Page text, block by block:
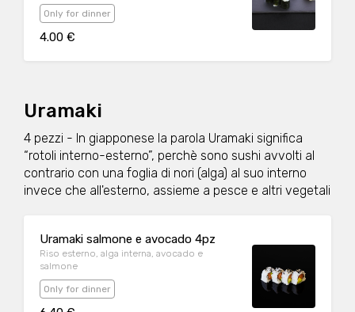
Only for dinner
4.00 €
Uramaki
4 pezzi - In giapponese la parola Uramaki significa
“rotoli interno-esterno”, perchè sono sushi avvolti al
contrario con una foglia di nori (alga) al suo interno
invece che all'esterno, assieme a pesce e altri vegetali
Uramaki salmone e avocado 4pz
Riso esterno, alga interna, avocado e
salmone
Only for dinner